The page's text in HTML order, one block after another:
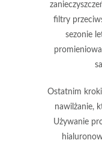
filtry
sezonie
Ostatnim
nawilżanie,
Używanie